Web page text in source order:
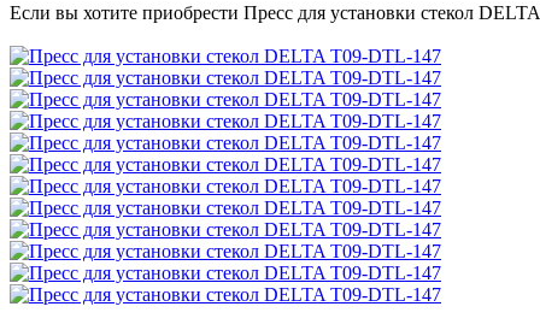
Если вы хотите приобрести Пресс для установки стекол